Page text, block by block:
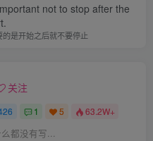
not to stop after the
是开始之后就不要停止
关注
1 5 63.2W+
都没有写...